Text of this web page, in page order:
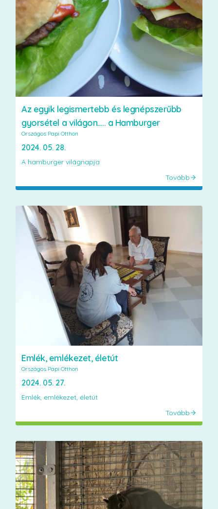
Az egyik legismertebb és legnépszerűbb
gyorsétel a világon….. a Hamburger
Országos Papi Otthon
2024. 05. 28.
A hamburger világnapja
Tovább
Emlék, emlékezet, életút
Országos Papi Otthon
2024. 05. 27.
Emlék, emlékezet, életút
Tovább